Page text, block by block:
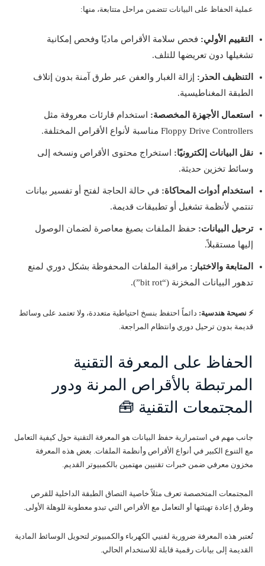
عملية الحفاظ على البيانات تتضمن مراحل متتابعة، منها:
التقييم الأولي: فحص سلامة الأقراص ماديًا وفحص إمكانية
تشغيلها دون تعريضها للتلف.
التنظيف الحذر: إزالة الغبار والعفن عبر طرق آمنة بدون إتلاف
الطبقة المغناطيسية.
استعمال الأجهزة المخصصة: استخدام قارئات معروفة مثل
Floppy Drive Controllers مناسبة لأنواع الأقراص المختلفة.
نقل البيانات إلكترونيًا: استخراج محتوى الأقراص ونسخه إلى
وسائط تخزين حديثة.
استخدام أدوات المحاكاة: في حالة الحاجة لفتح أو تفسير بيانات
تنتمي لأنظمة تشغيل أو تطبيقات قديمة.
ترحيل البيانات: حفظ الملفات بصيغ معاصرة لضمان الوصول
إليها مستقبلاً.
المتابعة والاختبار: مراقبة الملفات المحفوظة بشكل دوري لمنع
تدهور البيانات المخزنة (“bit rot”).
⚡ نصيحة هندسية: دائماً احتفظ بنسخ احتياطية متعددة، ولا تعتمد على وسائط
قديمة بدون ترحيل دوري وانتظام المراجعة.
الحفاظ على المعرفة التقنية
المرتبطة بالأقراص المرنة ودور
المجتمعات التقنية 🧰
جانب مهم في استمرارية حفظ البيانات هو المعرفة التقنية حول كيفية التعامل
مع التنوع الكبير في أنواع الأقراص وأنظمة الملفات. بعض هذه المعرفة
مخزون معرفي ضمن خبرات تقنيين مهتمين بالكمبيوتر القديم.
المجتمعات المتخصصة تعرف مثلاً خاصية التصاق الطبقة الداخلية للقرص
وطرق إعادة تهيئتها أو التعامل مع الأقراص التي تبدو معطوبة للوهلة الأولى.
تُعتبر هذه المعرفة ضرورية لفنيي الكهرباء والكمبيوتر لتحويل الوسائط المادية
القديمة إلى بيانات رقمية قابلة للاستخدام الحالي.